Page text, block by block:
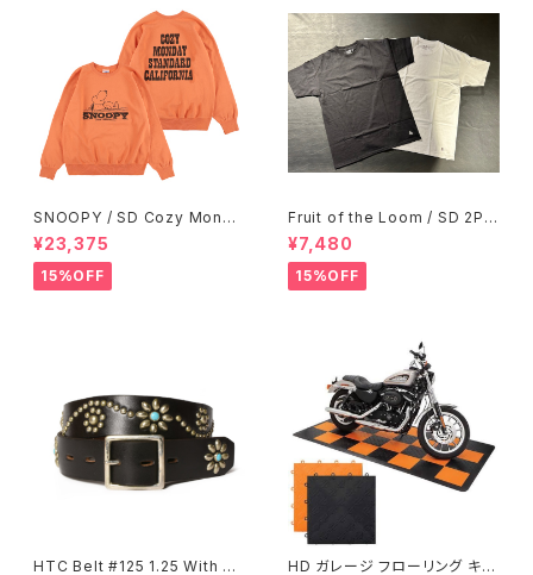
SNOOPY / SD Cozy Monda
y Crew Sweat
¥23,375
15%OFF
Fruit of the Loom / SD 2Pa
ck T/Awesome ２カラーオリ
ジナルパック
¥7,480
15%OFF
HTC Belt #125 1.25 With En
HD ガレージ フローリング キッ